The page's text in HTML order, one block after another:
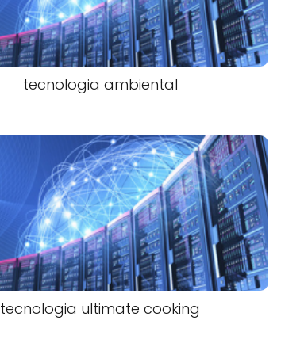
tecnologia ambiental
tecnologia ultimate cooking